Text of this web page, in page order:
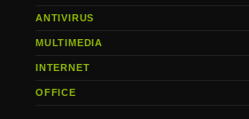
ANTIVIRUS
MULTIMEDIA
INTERNET
OFFICE